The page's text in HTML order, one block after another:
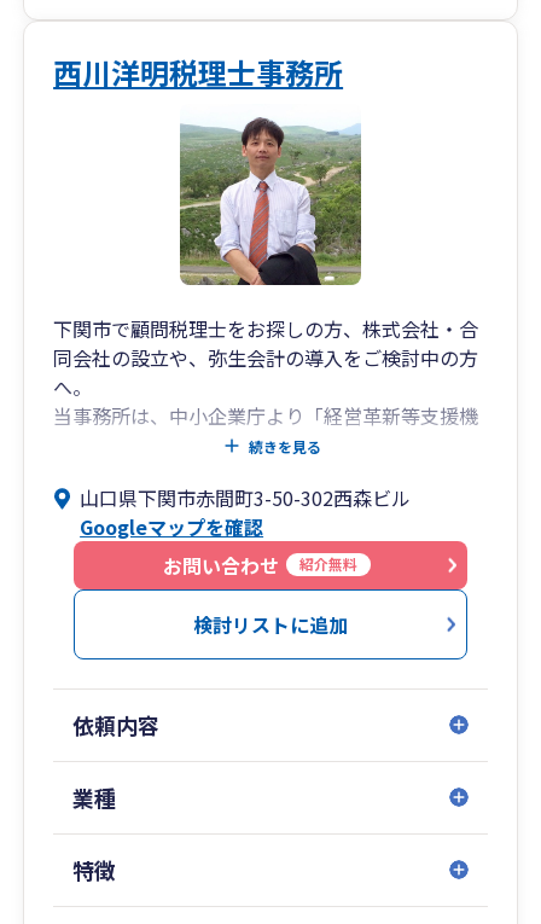
西川洋明税理士事務所
下関市で顧問税理士をお探しの方、株式会社・合
同会社の設立や、弥生会計の導入をご検討中の方
へ。
当事務所は、中小企業庁より「経営革新等支援機
関」の認定を受けております。会社設立によるメ
公庁への届出など、提携先の司法書士と共にすべ
てをサポート致します。
また、後継者への自社株承継にかかる贈与税・相
続税の猶予・免除その他の優遇措置を定めた「事
業承継税制」の適用には、支援機関認定を受けた
税理士の関与が必須です。
身が対応させて頂きます。
「節税」を一つのキーワードとして、専門性の高
いサービスのご提供が可能です。お気軽にご相談
た。
続きを見る
山口県下関市赤間町3-50-302西森ビル
Googleマップを確認
お問い合わせ
紹介無料
検討リストに追加
依頼内容
業種
特徴